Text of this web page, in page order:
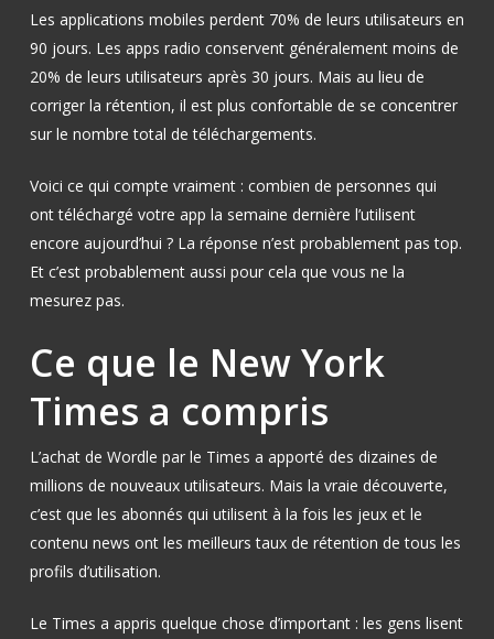
Les applications mobiles perdent 70% de leurs utilisateurs en
90 jours. Les apps radio conservent généralement moins de
20% de leurs utilisateurs après 30 jours. Mais au lieu de
corriger la rétention, il est plus confortable de se concentrer
sur le nombre total de téléchargements.
Voici ce qui compte vraiment : combien de personnes qui
ont téléchargé votre app la semaine dernière l’utilisent
encore aujourd’hui ? La réponse n’est probablement pas top.
Et c’est probablement aussi pour cela que vous ne la
mesurez pas.
Ce que le New York
Times a compris
L’achat de Wordle par le Times a apporté des dizaines de
millions de nouveaux utilisateurs. Mais la vraie découverte,
c’est que les abonnés qui utilisent à la fois les jeux et le
contenu news ont les meilleurs taux de rétention de tous les
profils d’utilisation.
Le Times a appris quelque chose d’important : les gens lisent